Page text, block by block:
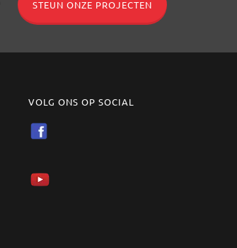
STEUN ONZE PROJECTEN
VOLG ONS OP SOCIAL